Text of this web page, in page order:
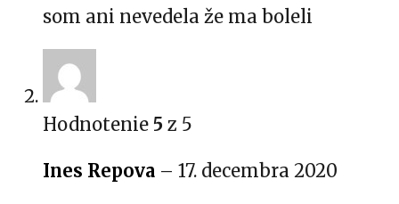
som ani nevedela že ma boleli
Hodnotenie 5 z 5
Ines Repova – 17. decembra 2020